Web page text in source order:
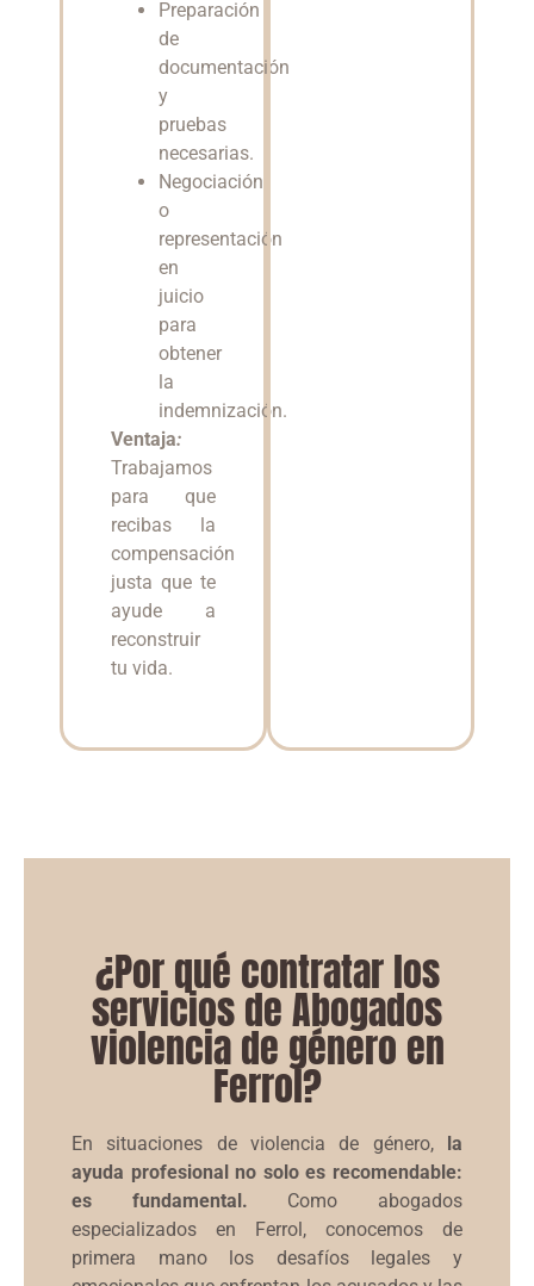
Preparación
de
documentación
y
pruebas
necesarias.
Negociación
o
representación
en
juicio
para
obtener
la
indemnización.
Ventaja:
Trabajamos
para que
recibas la
compensación
justa que te
ayude a
reconstruir
tu vida.
¿Por qué contratar los
servicios de Abogados
violencia de género en
Ferrol?
En situaciones de violencia de género,la
ayuda profesional no solo es recomendable:
es fundamental. Como abogados
especializados en Ferrol, conocemos de
primera mano los desafíos legales y